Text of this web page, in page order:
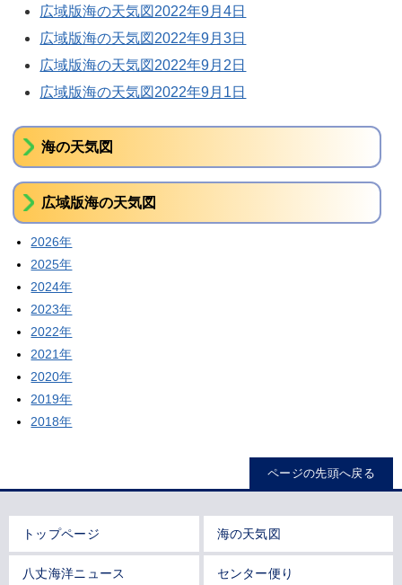
広域版海の天気図2022年9月4日
広域版海の天気図2022年9月3日
広域版海の天気図2022年9月2日
広域版海の天気図2022年9月1日
海の天気図
広域版海の天気図
2026年
2025年
2024年
2023年
2022年
2021年
2020年
2019年
2018年
ページの先頭へ戻る
トップページ 海の天気図
八丈海洋ニュース センター便り